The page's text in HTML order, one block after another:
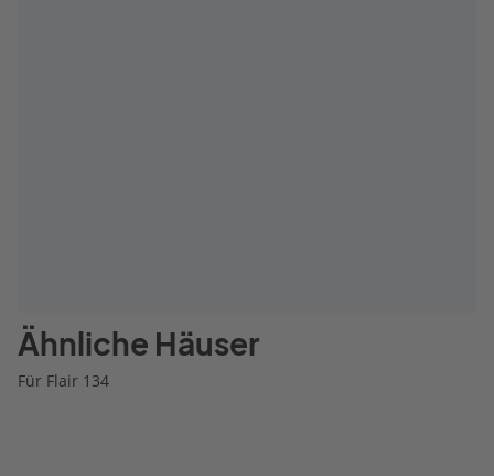
Ähnliche Häuser
Für Flair 134